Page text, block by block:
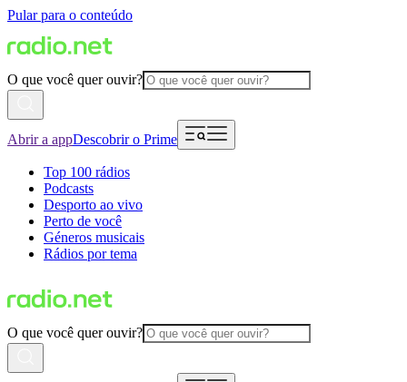
Pular para o conteúdo
O que você quer ouvir?
Abrir a appDescobrir o Prime
Top 100 rádios
Podcasts
Desporto ao vivo
Perto de você
Géneros musicais
Rádios por tema
O que você quer ouvir?